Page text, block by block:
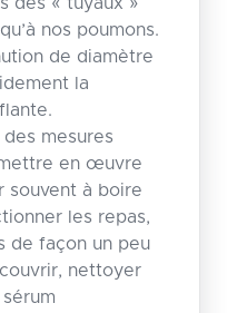
nos poumons.
de diamètre
la
mesures
en œuvre
souvent à boire
les repas,
de façon un peu
nettoyer